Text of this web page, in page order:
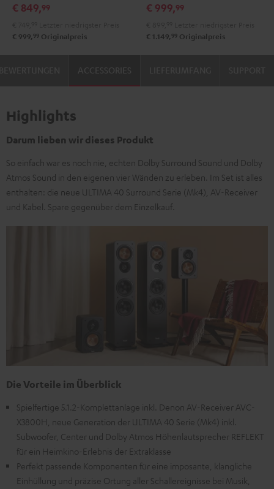
Schwarz
Weiß
Schwarz
€ 849,99
€ 999, 99 Originalpreis
"5.1-
Schwarz
"5.1-
Weiß
€ 999,99
€ 1.149, 99 Originalpreis
ACCESSORIES
Highlights
Darum lieben wir dieses Produkt
So einfach war es noch nie, echten Dolby Surround Sound und Dolby
Atmos Sound in den eigenen vier Wänden zu erleben. Im Set ist alles
enthalten: die neue ULTIMA 40 Surround Serie (Mk4), AV-Receiver
und Kabel. Spare gegenüber dem Einzelkauf.
Die Vorteile im Überblick
Spielfertige 5.1.2-Komplettanlage inkl. Denon AV-Receiver AVC-
X3800H, neue Generation der ULTIMA 40 Serie (Mk4) inkl.
Subwoofer, Center und Dolby Atmos Höhenlautsprecher REFLEKT
für ein Heimkino-Erlebnis der Extraklasse
Perfekt passende Komponenten für eine imposante, klangliche
Einhüllung und präzise Ortung aller Schallereignisse bei Musik,